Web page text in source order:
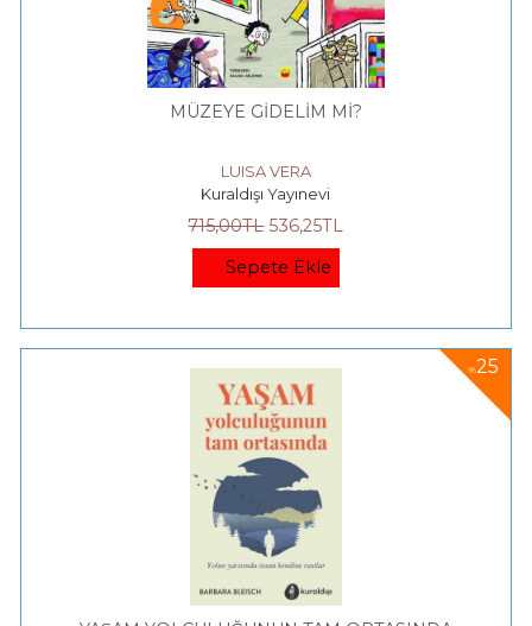
MÜZEYE GİDELİM Mİ?
LUISA VERA
Kuraldışı Yayınevi
715,00TL 536,25TL
Sepete Ekle
%25